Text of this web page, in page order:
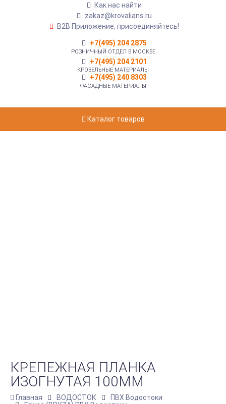
Как нас найти
zakaz@krovalians.ru
B2B Приложение, присоединяйтесь!
+7(495) 204 2875
РОЗНИЧНЫЙ ОТДЕЛ В МОСКВЕ
+7(495) 204 2101
КРОВЕЛЬНЫЕ МАТЕРИАЛЫ
+7(495) 240 8303
ФАСАДНЫЕ МАТЕРИАЛЫ
Каталог товаров
КРЕПЕЖНАЯ ПЛАНКА
ИЗОГНУТАЯ 100ММ
Главная ВОДОСТОК
ПВХ Водостоки